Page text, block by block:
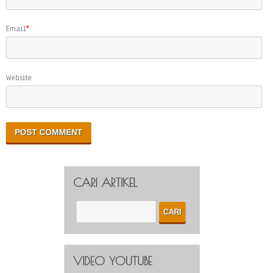
Email*
Website
CARI ARTIKEL
VIDEO YOUTUBE